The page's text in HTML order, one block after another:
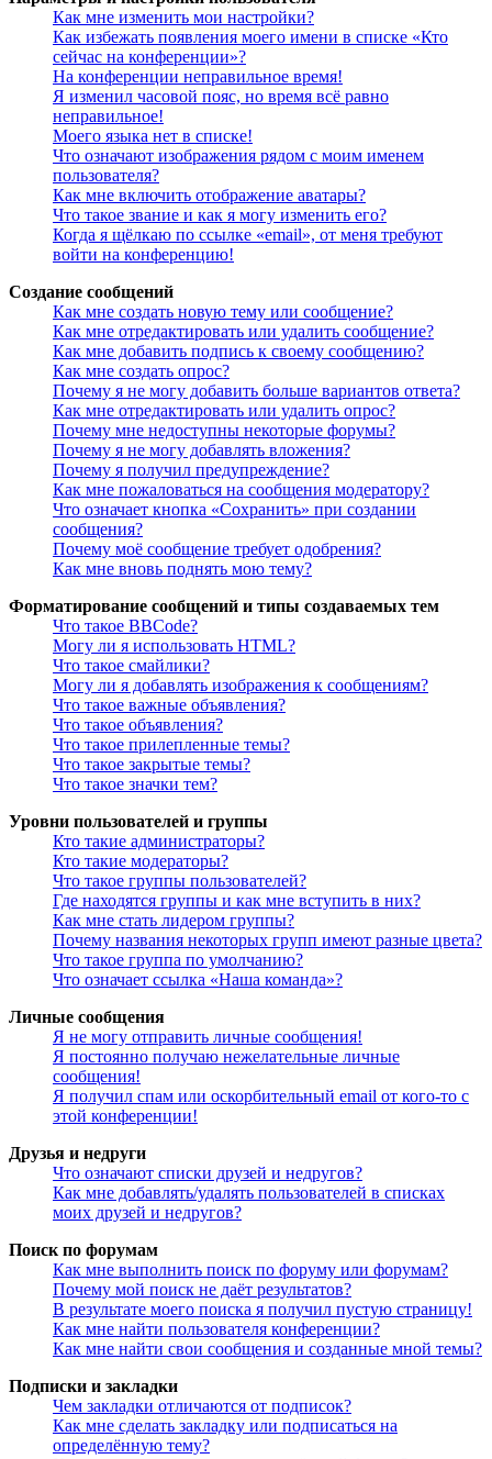
Как мне изменить мои настройки?
Как избежать появления моего имени в списке «Кто
сейчас на конференции»?
На конференции неправильное время!
Я изменил часовой пояс, но время всё равно
неправильное!
Моего языка нет в списке!
Что означают изображения рядом с моим именем
пользователя?
Как мне включить отображение аватары?
Что такое звание и как я могу изменить его?
Когда я щёлкаю по ссылке «email», от меня требуют
войти на конференцию!
Создание сообщений
Как мне создать новую тему или сообщение?
Как мне отредактировать или удалить сообщение?
Как мне добавить подпись к своему сообщению?
Как мне создать опрос?
Почему я не могу добавить больше вариантов ответа?
Как мне отредактировать или удалить опрос?
Почему мне недоступны некоторые форумы?
Почему я не могу добавлять вложения?
Почему я получил предупреждение?
Как мне пожаловаться на сообщения модератору?
Что означает кнопка «Сохранить» при создании
сообщения?
Почему моё сообщение требует одобрения?
Как мне вновь поднять мою тему?
Форматирование сообщений и типы создаваемых тем
Что такое BBCode?
Могу ли я использовать HTML?
Что такое смайлики?
Могу ли я добавлять изображения к сообщениям?
Что такое важные объявления?
Что такое объявления?
Что такое прилепленные темы?
Что такое закрытые темы?
Что такое значки тем?
Уровни пользователей и группы
Кто такие администраторы?
Кто такие модераторы?
Что такое группы пользователей?
Где находятся группы и как мне вступить в них?
Как мне стать лидером группы?
Почему названия некоторых групп имеют разные цвета?
Что такое группа по умолчанию?
Что означает ссылка «Наша команда»?
Личные сообщения
Я не могу отправить личные сообщения!
Я постоянно получаю нежелательные личные
сообщения!
Я получил спам или оскорбительный email от кого-то с
этой конференции!
Друзья и недруги
Что означают списки друзей и недругов?
Как мне добавлять/удалять пользователей в списках
моих друзей и недругов?
Поиск по форумам
Как мне выполнить поиск по форуму или форумам?
Почему мой поиск не даёт результатов?
В результате моего поиска я получил пустую страницу!
Как мне найти пользователя конференции?
Как мне найти свои сообщения и созданные мной темы?
Подписки и закладки
Чем закладки отличаются от подписок?
Как мне сделать закладку или подписаться на
определённую тему?